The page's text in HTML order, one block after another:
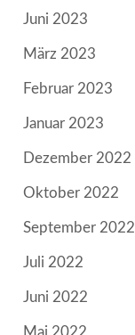
Juni 2023
März 2023
Februar 2023
Januar 2023
Dezember 2022
Oktober 2022
September 2022
Juli 2022
Juni 2022
Mai 2022